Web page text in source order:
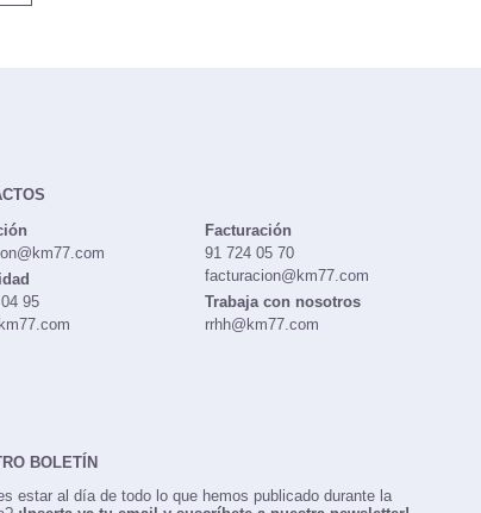
95
Facturación
91 724 05 70
facturacion@km77.com
Trabaja con nosotros
rrhh@km77.com
BOLETÍN
estar al día de todo lo que hemos publicado durante la